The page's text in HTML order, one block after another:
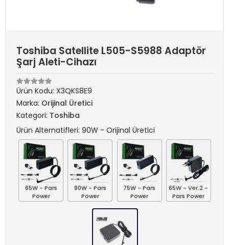
Toshiba Satellite L505-S5988 Adaptör
Şarj Aleti-Cihazı
Ürün Kodu: X3QKS8E9
Marka: Orijinal Üretici
Kategori: Toshiba
Ürün Alternatifleri: 90W - Orijinal Üretici
65W - Pars
Power
90W - Pars
Power
75W - Pars
Power
65W - Ver.2 -
Pars Power